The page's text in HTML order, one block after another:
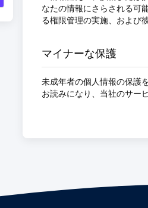
なたの情報にさらされる可
る権限管理の実施、および
マイナーな保護
未成年者の個人情報の保護
お読みになり、当社のサー